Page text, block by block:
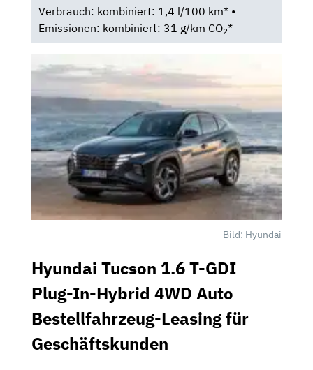
Verbrauch: kombiniert: 1,4 l/100 km* •
Emissionen: kombiniert: 31 g/km CO2*
Bild: Hyundai
Hyundai Tucson 1.6 T-GDI
Plug-In-Hybrid 4WD Auto
Bestellfahrzeug-Leasing für
Geschäftskunden